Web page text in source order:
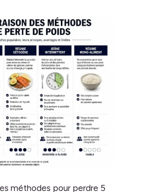
méthodes pour perdre 5